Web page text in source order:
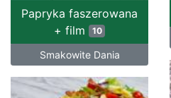
Papryka faszerowana
+ film
10
Smakowite Dania